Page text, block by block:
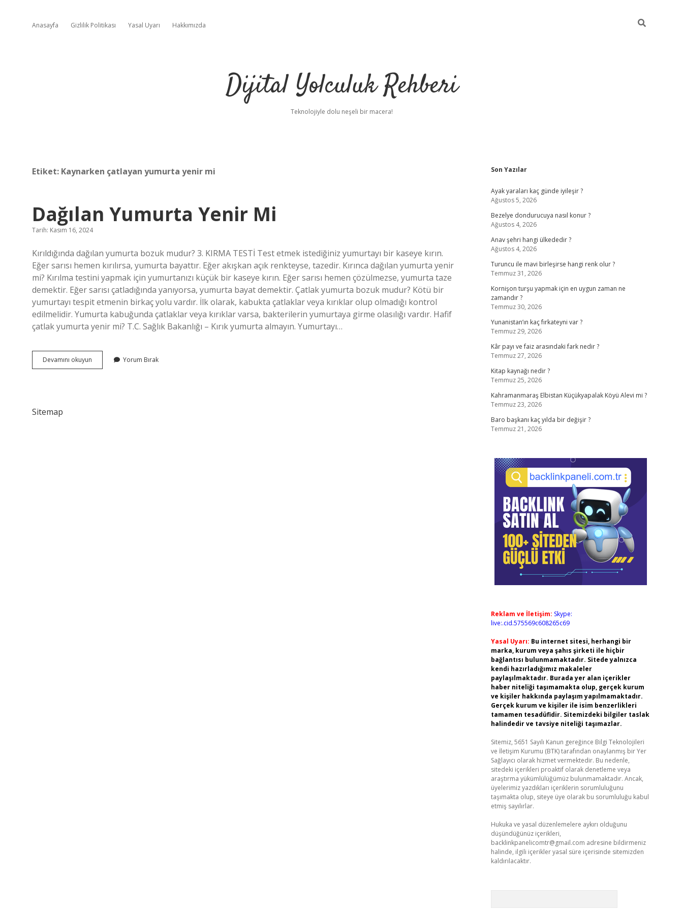
Anasayfa Gizlilik Politikası Yasal Uyarı Hakkımızda
Dijital Yolculuk Rehberi
Teknolojiyle dolu neşeli bir macera!
Etiket: Kaynarken çatlayan yumurta yenir mi
Dağılan Yumurta Yenir Mi
Tarih: Kasım 16, 2024
Kırıldığında dağılan yumurta bozuk mudur? 3. KIRMA TESTİ Test etmek istediğiniz yumurtayı bir kaseye kırın.
Eğer sarısı hemen kırılırsa, yumurta bayattır. Eğer akışkan açık renkteyse, tazedir. Kırınca dağılan yumurta yenir
mi? Kırılma testini yapmak için yumurtanızı küçük bir kaseye kırın. Eğer sarısı hemen çözülmezse, yumurta taze
demektir. Eğer sarısı çatladığında yanıyorsa, yumurta bayat demektir. Çatlak yumurta bozuk mudur? Kötü bir
yumurtayı tespit etmenin birkaç yolu vardır. İlk olarak, kabukta çatlaklar veya kırıklar olup olmadığı kontrol
edilmelidir. Yumurta kabuğunda çatlaklar veya kırıklar varsa, bakterilerin yumurtaya girme olasılığı vardır. Hafif
çatlak yumurta yenir mi? T.C. Sağlık Bakanlığı – Kırık yumurta almayın. Yumurtayı…
Devamını okuyun
Yumurta
Yorum Bırak
Sitemap
Sidebar
Son Yazılar
Ayak yaraları kaç günde iyileşir ?
Ağustos 5, 2026
Bezelye dondurucuya nasıl konur ?
Ağustos 4, 2026
Anav şehri hangi ülkededir ?
Ağustos 4, 2026
Turuncu ile mavi birleşirse hangi renk olur ?
Temmuz 31, 2026
Kornişon turşu yapmak için en uygun zaman ne
zamandır ?
Temmuz 30, 2026
Yunanistan’ın kaç fırkateyni var ?
Temmuz 29, 2026
Kâr payı ve faiz arasındaki fark nedir ?
Temmuz 27, 2026
Kitap kaynağı nedir ?
Temmuz 25, 2026
Kahramanmaraş Elbistan Küçükyapalak Köyü Alevi mi ?
Temmuz 23, 2026
Baro başkanı kaç yılda bir değişir ?
Temmuz 21, 2026
Reklam ve İletişim: Skype:
live:.cid.575569c608265c69
Yasal Uyarı: Bu internet sitesi, herhangi bir
marka, kurum veya şahıs şirketi ile hiçbir
bağlantısı bulunmamaktadır. Sitede yalnızca
kendi hazırladığımız makaleler
paylaşılmaktadır. Burada yer alan içerikler
haber niteliği taşımamakta olup, gerçek kurum
ve kişiler hakkında paylaşım yapılmamaktadır.
Gerçek kurum ve kişiler ile isim benzerlikleri
tamamen tesadüfidir. Sitemizdeki bilgiler taslak
halindedir ve tavsiye niteliği taşımazlar.
Sitemiz, 5651 Sayılı Kanun gereğince Bilgi Teknolojileri
ve İletişim Kurumu (BTK) tarafından onaylanmış bir Yer
Sağlayıcı olarak hizmet vermektedir. Bu nedenle,
sitedeki içerikleri proaktif olarak denetleme veya
araştırma yükümlülüğümüz bulunmamaktadır. Ancak,
üyelerimiz yazdıkları içeriklerin sorumluluğunu
taşımakta olup, siteye üye olarak bu sorumluluğu kabul
etmiş sayılırlar.
Hukuka ve yasal düzenlemelere aykırı olduğunu
düşündüğünüz içerikleri,
backlinkpanelicomtr@gmail.com adresine bildirmeniz
halinde, ilgili içerikler yasal süre içerisinde sitemizden
kaldırılacaktır.